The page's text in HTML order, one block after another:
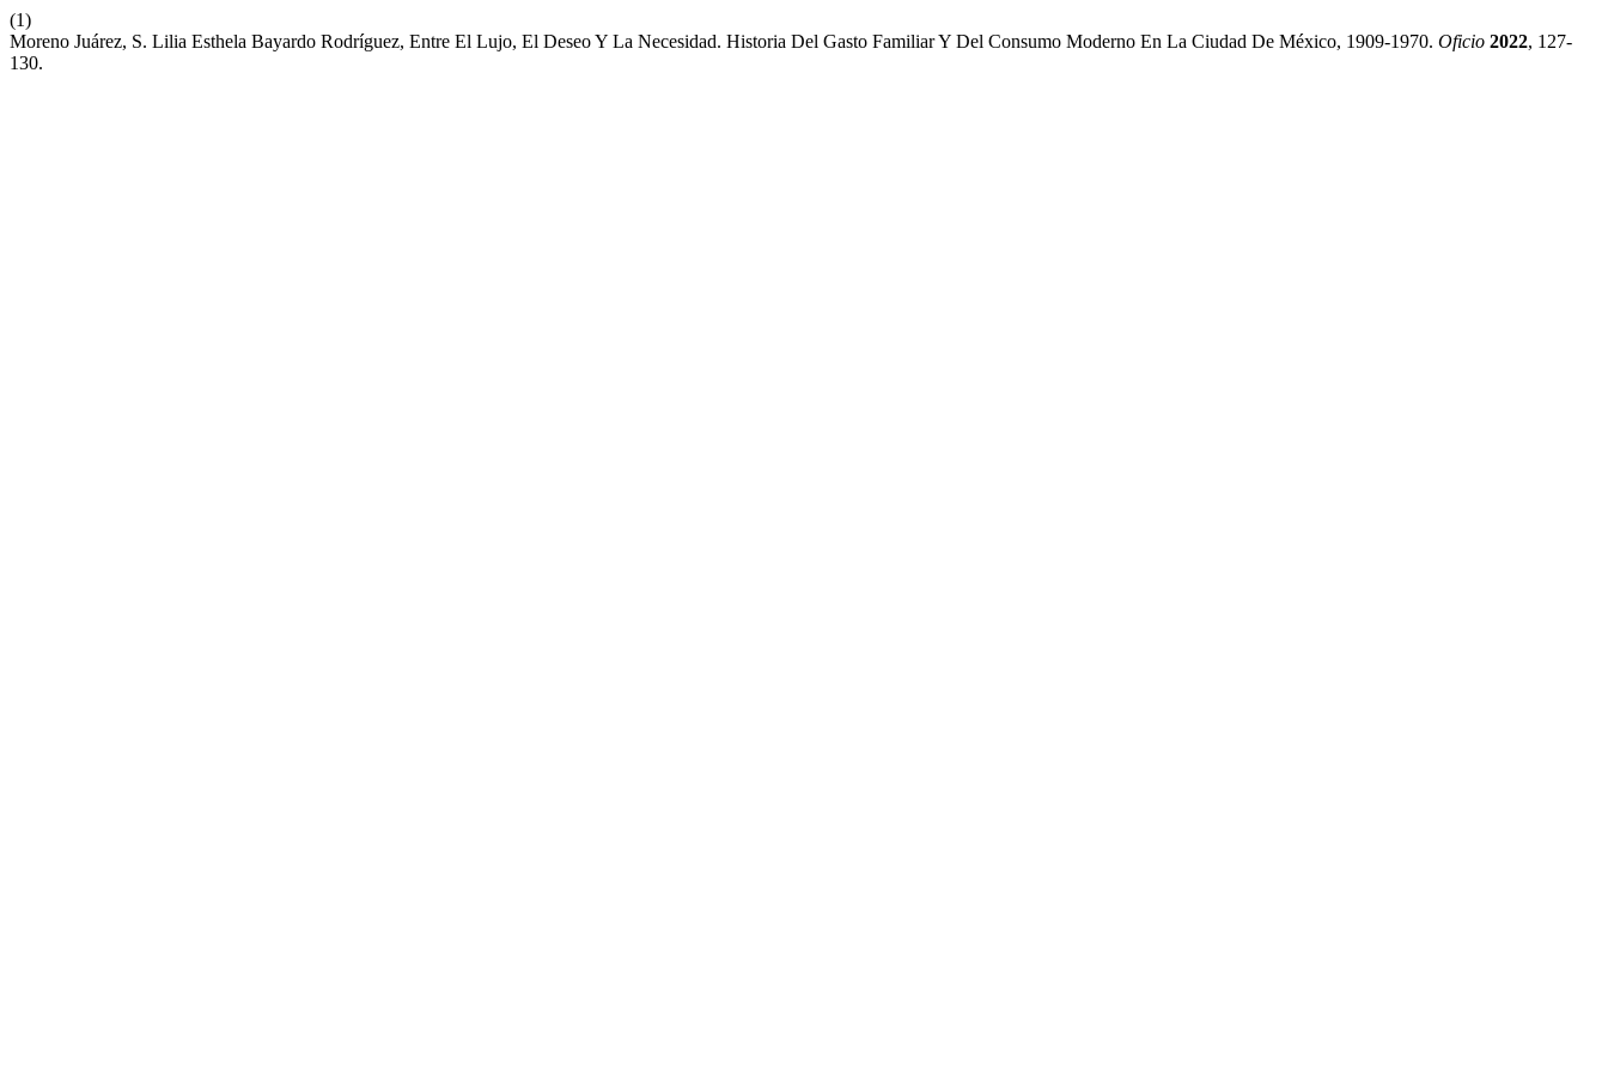
(1)
Moreno Juárez, S. Lilia Esthela Bayardo Rodríguez, Entre El Lujo, El Deseo Y La Necesidad. Historia Del Gasto Familiar Y Del Consumo Moderno En La Ciudad De México, 1909-1970. Oficio 2022, 127-
130.